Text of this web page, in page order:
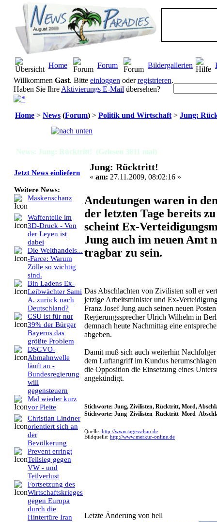
Home Forum Bildergallerien
Willkommen Gast. Bitte einloggen oderregistrieren.
Haben Sie Ihre Aktivierungs E-Mail übersehen?
Home > News (Forum) > Politik und Wirtschaft > Jung:
News: Jung: Rücktritt! (Gelesen 3811 mal)
Jetzt News einliefern
Weitere News:
Maskenschanz
Waffenteile im
3D-Druck - Von
der Leyen ist
dabei
Die Welthandels...
-Farce: Warum
Zölle so wichtig
sind.
Bin Ladens Ex-
Leibwächter Sami
A. zurück nach
Deutschland?
CSU ist für nur
39% der Bürger
Bayerns das
größte Problem
DSGVO-
Abmahnwelle
läuft an -
Bundesregierung
will
gegensteuern
Mal wieder kurz
vor Pleite
Christian Lindner
orientiert sich an
der
Bevölkerung
Prevent erringt
Teilsieg gegen
VW - und
Teilverlust
Fortsetzung des
Wirtschaftskrieges
gegen Europa
durch die
Hintertüre Iran
Jung: Rücktritt!
« am: 27.11.2009, 08:02:16 »
Andeutungen waren in
der letzten Tage bereits
scheint Ex-
Jung auch im neuen Amt
tragbar zu sein.
Das Abschlachten von Zivilisten soll er
jetzige Arbeitsminister und Ex-
Franz Josef Jung auch seinen neuen
Regierungssprecher Ulrich Wilhelm in
demnach heute Nachmittag eine
abgeben.
Damit muß sich auch weiterhin
dem Luftangriff im Kundus
die Opposition die Einsetzung eines
angekündigt.
Stichworte: Jung, Zivilisten, Rücktritt, Mord,
Stichworte: Jung Zivilisten Rücktritt Mord
Quelle: http://www.tagesschau.de
Bildquelle: http://www.merkur-online.de
Letzte Änderung von hell